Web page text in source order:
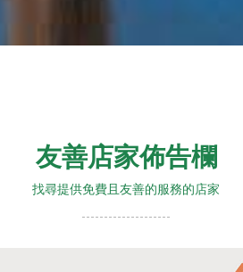
友善店家佈告欄
找尋提供免費且友善的服務的店家